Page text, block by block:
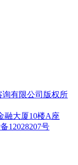
有限公司版权所
融大厦10楼A座
12028207号